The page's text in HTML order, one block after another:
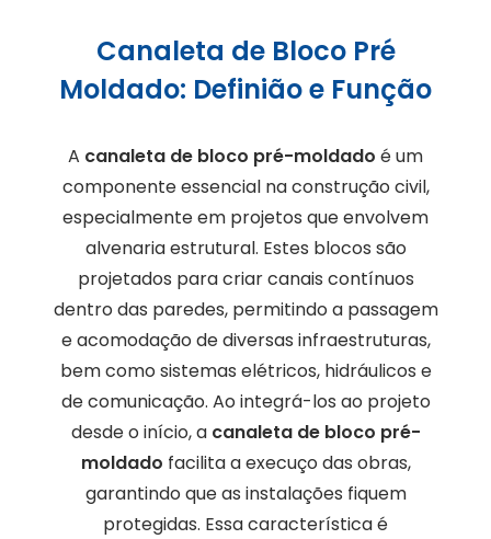
Canaleta de Bloco Pré
Moldado: Definião e Função
A canaleta de bloco pré-moldado é um
componente essencial na construção civil,
especialmente em projetos que envolvem
alvenaria estrutural. Estes blocos são
projetados para criar canais contínuos
dentro das paredes, permitindo a passagem
e acomodação de diversas infraestruturas,
bem como sistemas elétricos, hidráulicos e
de comunicação. Ao integrá-los ao projeto
desde o início, a canaleta de bloco pré-
moldado facilita a execuço das obras,
garantindo que as instalações fiquem
protegidas. Essa característica é